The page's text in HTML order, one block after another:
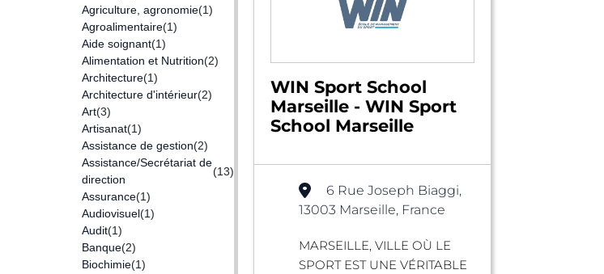
Agriculture, agronomie(1)
Agroalimentaire(1)
Aide soignant(1)
Alimentation et Nutrition(2)
Architecture(1)
Architecture d'intérieur(2)
Art(3)
Artisanat(1)
Assistance de gestion(2)
Assistance/Secrétariat de
direction
(13)
Assurance(1)
Audiovisuel(1)
Audit(1)
Banque(2)
Biochimie(1)
WIN Sport School
Marseille - WIN Sport
School Marseille
6 Rue Joseph Biaggi,
13003 Marseille, France
MARSEILLE, VILLE OÙ LE
SPORT EST UNE VÉRITABLE